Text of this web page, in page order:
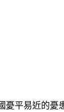
憂平易近的憂